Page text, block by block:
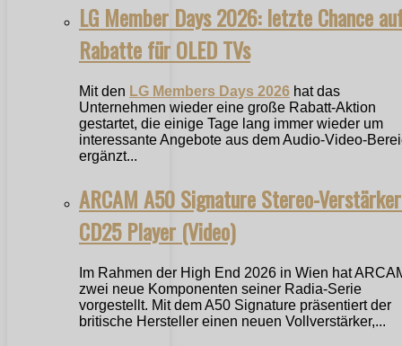
LG Member Days 2026: letzte Chance
Rabatte für OLED TVs
Mit den LG Members Days 2026 hat das
Unternehmen wieder eine große Rabatt-Aktion
gestartet, die einige Tage lang immer wieder um
interessante Angebote aus dem Audio-Video-
ergänzt...
ARCAM A50 Signature Stereo-
CD25 Player (Video)
Im Rahmen der High End 2026 in Wien hat
zwei neue Komponenten seiner Radia-Serie
vorgestellt. Mit dem A50 Signature präsentiert der
britische Hersteller einen neuen Vollverstärker,...